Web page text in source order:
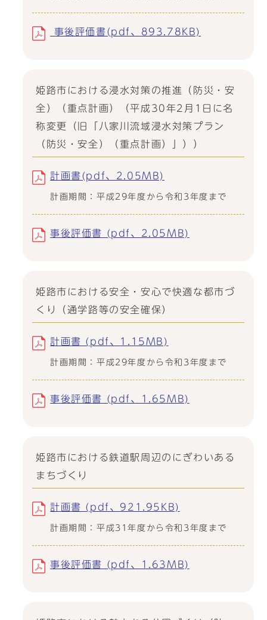
事後評価書(pdf、893.78KB)
姫路市における浸水対策の推進（防災・安
全）（重点計画）（平成30年2月1日に名
称変更（旧「八家川流域浸水対策プラン
（防災・安全）（重点計画）」））
計画書(pdf、2.05MB)
計画期間：平成29年度から令和3年度まで
事後評価書 (pdf、2.05MB)
姫路市における安全・安心で快適な都市づ
くり（通学路等の安全確保）
計画書 (pdf、1.15MB)
計画期間：平成29年度から令和3年度まで
事後評価書 (pdf、1.65MB)
姫路市における鉄道駅周辺のにぎわいある
まちづくり
計画書 (pdf、921.95KB)
計画期間：平成31年度から令和3年度まで
事後評価書 (pdf、1.63MB)